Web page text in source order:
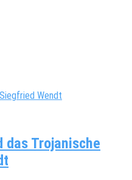
Siegfried Wendt
das Trojanische